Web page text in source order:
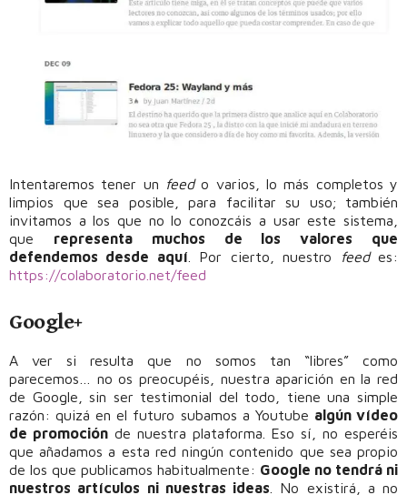
Intentaremos tener un feedo varios, lo más completos y
limpios que sea posible, para facilitar su uso; también
invitamos a los que no lo conozcáis a usar este sistema,
que representa muchos de los valores que
defendemos desde aquí . Por cierto, nuestro feedes:
https://colaboratorio.net/feed
Google+
A ver si resulta que no somos tan “libres” como
parecemos… no os preocupéis, nuestra aparición en la red
de Google, sin ser testimonial del todo, tiene una simple
razón: quizá en el futuro subamos a Youtube algún vídeo
de promociónde nuestra plataforma. Eso sí, no esperéis
que añadamos a esta red ningún contenido que sea propio
de los que publicamos habitualmente: Google no tendrá ni
nuestros artículos ni nuestras ideas . No existirá, a no